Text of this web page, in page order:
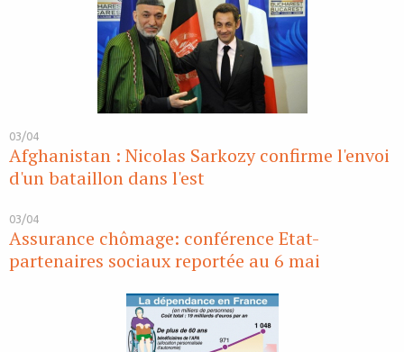
03/04
Afghanistan : Nicolas Sarkozy confirme l'envoi
d'un bataillon dans l'est
03/04
Assurance chômage: conférence Etat-
partenaires sociaux reportée au 6 mai